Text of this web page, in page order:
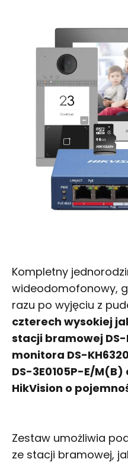
Kompletny
wideodomofonowy,
razu po wyjęciu z
czterech wysokiej
stacji bramowej DS-
monitora DS-
DS-3E0105P-E/
HikVision o
Zestaw umożliwia
ze stacji bramowej,